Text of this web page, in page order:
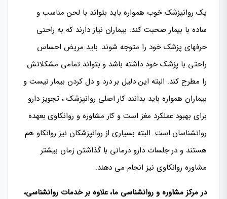
یک روانپزشک خوب همواره باید بتواند با لحن مناسب و
ساده با بیمار صحبت کند. بیماران نیاز دارند که به راحتی
حرفهای پزشک خود را متوجه شوند. باید مریض احساس
راحتی با پزشک خود داشته باشد و بتواند تمامی مشکلاتش
را مطرح کند. البته این دلیل بر درد و دل کردن بیمار نیست و
بیماران همواره باید بدانند کار اصلی روانپزشک ، تجویز دارو
برای بهبود عملکرد مغز است و کار مشاوره و روانکاوی بعهده
روانشناسان است. البته بسیاری از روانپزشکان نیز روانکاو هم
هستند و در جلسات دارو درمانی با گذاشتن زمان بیشتر
مشاوره روانکاوی نیز انجام می دهند.
در مرکز مشاوره و روانشناسی ما، علاوه بر خدمات روانشناسی،